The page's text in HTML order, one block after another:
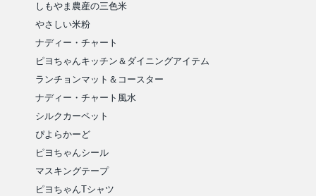
しもやま農産の三色米
やさしい米粉
ナディー・チャート
ピヨちゃんキッチン＆ダイニングアイテム
ランチョンマット＆コースター
ナディー・チャート風水
シルクカーペット
ぴよらかーど
ピヨちゃんシール
マスキングテープ
ピヨちゃんTシャツ